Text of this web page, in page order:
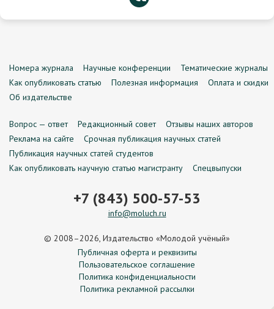
Номера журнала Научные конференции
Тематические журналы
Как опубликовать статью
Полезная информация
Оплата и скидки
Об издательстве
Вопрос — ответ Редакционный совет
Отзывы наших авторов
Реклама на сайте
Срочная публикация научных статей
Публикация научных статей студентов
Как опубликовать научную статью магистранту
Спецвыпуски
+7 (843) 500-57-53
info@moluch.ru
© 2008–2026, Издательство «Молодой учёный»
Публичная оферта и реквизиты
Пользовательское соглашение
Политика конфиденциальности
Политика рекламной рассылки